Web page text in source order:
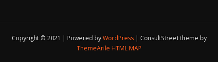
Copyright © 2021 | Powered byWordPress
ConsultStreet theme by
ThemeArile HTML MAP